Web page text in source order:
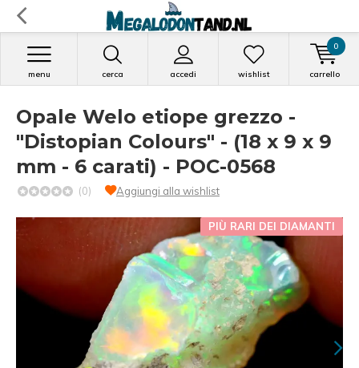
cerca accedi
menu wishlist carrello
0
Opale Welo etiope grezzo -
"Distopian Colours" - (18 x 9 x 9
mm - 6 carati) - POC-0568
(0) Aggiungi alla wishlist
PIÙ RARI DEI DIAMANTI